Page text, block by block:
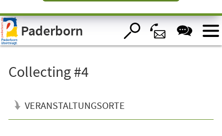
Visuelle
Assistenzsoftware
öffnen.Paderborn
Collecting #4
VERANSTALTUNGSORTE